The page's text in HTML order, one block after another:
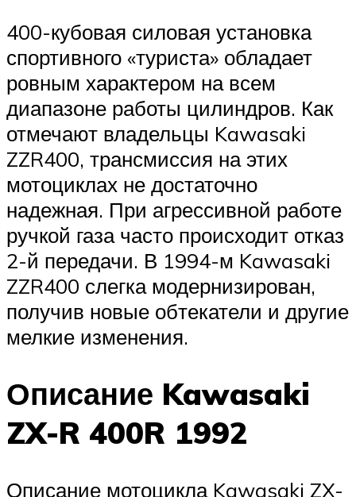
400-кубовая силовая установка
спортивного «туриста» обладает
ровным характером на всем
диапазоне работы цилиндров. Как
отмечают владельцы Kawasaki
ZZR400, трансмиссия на этих
мотоциклах не достаточно
надежная. При агрессивной работе
ручкой газа часто происходит отказ
2-й передачи. В 1994-м Kawasaki
ZZR400 слегка модернизирован,
получив новые обтекатели и другие
мелкие изменения.
Описание Kawasaki
ZX-R 400R 1992
Описание мотоцикла Kawasaki ZX-